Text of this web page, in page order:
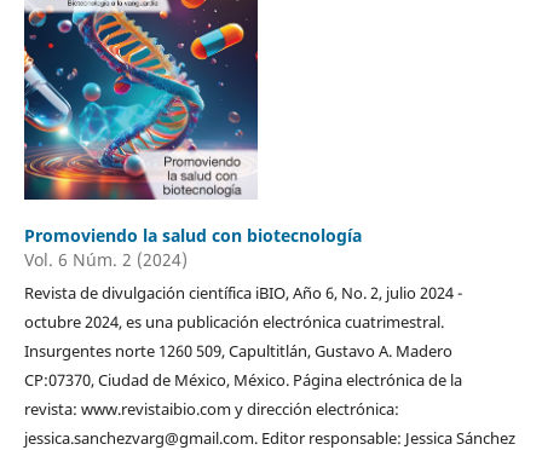
Promoviendo la salud con biotecnología
Vol. 6 Núm. 2 (2024)
Revista de divulgación científica iBIO, Año 6, No. 2, julio 2024 -
octubre 2024, es una publicación electrónica cuatrimestral.
Insurgentes norte 1260 509, Capultitlán, Gustavo A. Madero
CP:07370, Ciudad de México, México. Página electrónica de la
revista: www.revistaibio.com y dirección electrónica:
jessica.sanchezvarg@gmail.com. Editor responsable: Jessica Sánchez